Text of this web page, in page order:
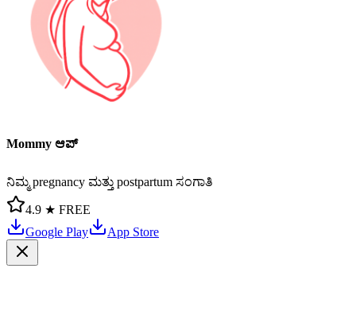
Mommy ಆಪ್
ನಿಮ್ಮ pregnancy ಮತ್ತು postpartum ಸಂಗಾತಿ
4.9 ★ FREE
Google Play
App Store